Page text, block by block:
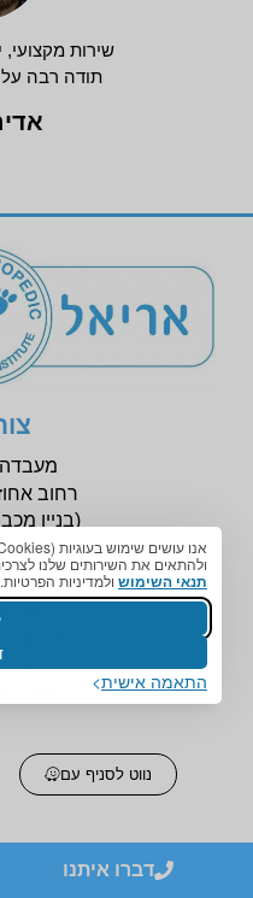
ולהתאים את השירותים שלנו
תנאי השימוש ולמדיניות הפרטיות.
התאמה אישית
שירות מקצועי,
תודה רבה
מעבדה
רחוב אחוזה 124,
(בניין
טלפון:
נווט לסניף עם
דברו איתנו